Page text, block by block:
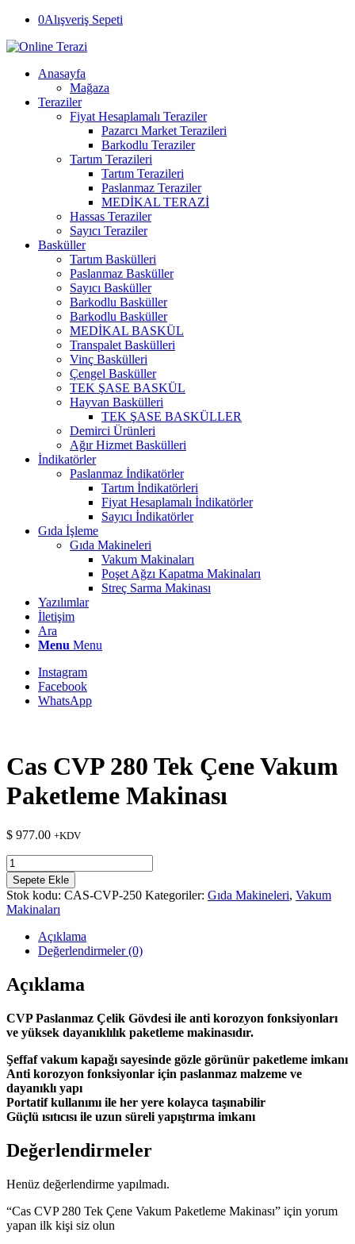
0Alışveriş Sepeti
Anasayfa
Mağaza
Teraziler
Fiyat Hesaplamalı Teraziler
Pazarcı Market Terazileri
Barkodlu Teraziler
Tartım Terazileri
Tartım Terazileri
Paslanmaz Teraziler
MEDİKAL TERAZİ
Hassas Teraziler
Sayıcı Teraziler
Basküller
Tartım Baskülleri
Paslanmaz Basküller
Sayıcı Basküller
Barkodlu Basküller
Barkodlu Basküller
MEDİKAL BASKÜL
Transpalet Baskülleri
Vinç Baskülleri
Çengel Basküller
TEK ŞASE BASKÜL
Hayvan Baskülleri
TEK ŞASE BASKÜLLER
Demirci Ürünleri
Ağır Hizmet Baskülleri
İndikatörler
Paslanmaz İndikatörler
Tartım İndikatörleri
Fiyat Hesaplamalı İndikatörler
Sayıcı İndikatörler
Gıda İşleme
Gıda Makineleri
Vakum Makinaları
Poşet Ağzı Kapatma Makinaları
Streç Sarma Makinası
Yazılımlar
İletişim
Ara
Menu Menu
Instagram
Facebook
WhatsApp
Cas CVP 280 Tek Çene Vakum
Paketleme Makinası
$ 977.00 +KDV
Cas
CVP
280
Tek
Çene
Vakum
Paketleme
Makinası
adet
Sepete Ekle
Stok kodu: CAS-CVP-250 Kategoriler: Gıda Makineleri, Vakum
Makinaları
Açıklama
Değerlendirmeler (0)
Açıklama
CVP Paslanmaz Çelik Gövdesi ile anti korozyon fonksiyonları
ve yüksek dayanıklılık paketleme makinasıdır.
Şeffaf vakum kapağı sayesinde gözle görünür paketleme imkanı
Anti korozyon fonksiyonlar için paslanmaz malzeme ve
dayanıklı yapı
Portatif kullanımı ile her yere kolayca taşınabilir
Güçlü ısıtıcısı ile uzun süreli yapıştırma imkanı
Değerlendirmeler
Henüz değerlendirme yapılmadı.
“Cas CVP 280 Tek Çene Vakum Paketleme Makinası” için yorum
yapan ilk kişi siz olun